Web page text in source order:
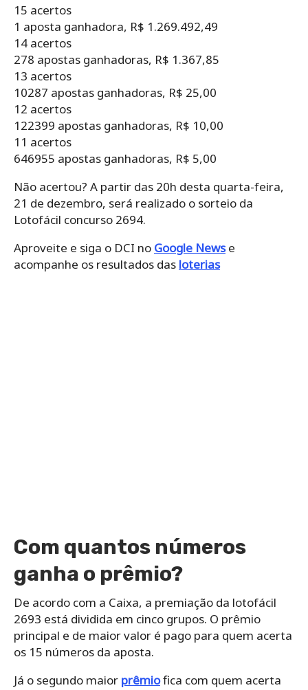
15 acertos
1 aposta ganhadora, R$ 1.269.492,49
14 acertos
278 apostas ganhadoras, R$ 1.367,85
13 acertos
10287 apostas ganhadoras, R$ 25,00
12 acertos
122399 apostas ganhadoras, R$ 10,00
11 acertos
646955 apostas ganhadoras, R$ 5,00
Não acertou? A partir das 20h desta quarta-feira,
21 de dezembro, será realizado o sorteio da
Lotofácil concurso 2694.
Aproveite e siga o DCI no Google Newse
acompanhe os resultados das loterias
Com quantos números
ganha o prêmio?
De acordo com a Caixa, a premiação da lotofácil
2693 está dividida em cinco grupos. O prêmio
principal e de maior valor é pago para quem acerta
os 15 números da aposta.
Já o segundo maior prêmiofica com quem acerta